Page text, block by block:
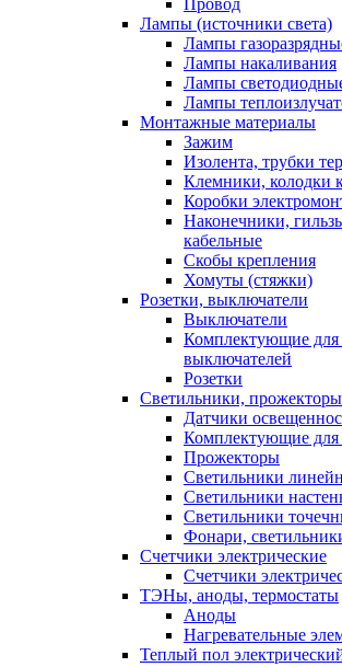
Провод
Лампы (источники света)
Лампы
Лампы накаливания
Лампы
Лампы
Монтажные материалы
Зажим
Изолента, трубки
Клемники, колодки
Коробки
Наконечники,
кабельные
Скобы крепления
Хомуты (стяжки)
Розетки, выключатели
Выключатели
Комплектующие для
выключателей
Розетки
Светильники, прожекторы
Датчики
Комплектующие для
Прожекторы
Светильники
Светильники
Светильники
Фонари,
Счетчики электрические
Счетчики
ТЭНы, аноды, термостаты
Аноды
Нагревательные
Теплый пол